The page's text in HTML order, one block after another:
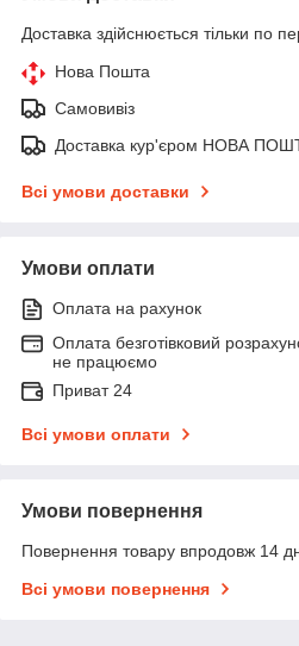
Доставка здійснюється тільки по
Нова Пошта
Самовивіз
Доставка кур'єром НОВА
Всі умови доставки
Умови оплати
Оплата на рахунок
Оплата безготівковий
не працюємо
Приват 24
Всі умови оплати
Умови повернення
Повернення товару впродовж 14
Всі умови повернення